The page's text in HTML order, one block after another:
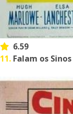
6.59
11. Falam os Sinos